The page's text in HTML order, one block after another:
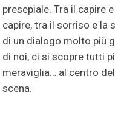
presepiale. Tra il capire
capire, tra il sorriso e la
di un dialogo molto più
di noi, ci si scopre tutti
meraviglia… al centro
scena.